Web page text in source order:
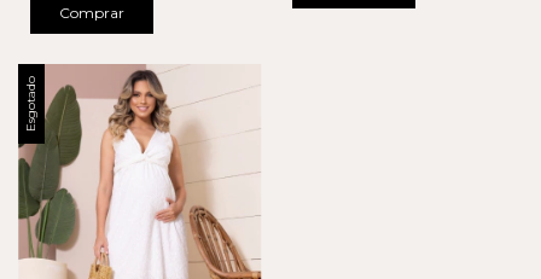
Comprar
Esgotado